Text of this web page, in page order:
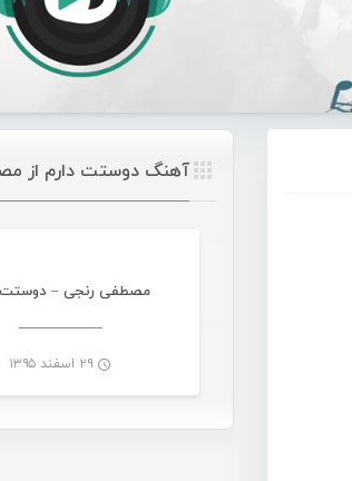
آهنگ دوستت دارم از
مصطفی رنجی – دوستت
۲۹ اسفند ۱۳۹۵